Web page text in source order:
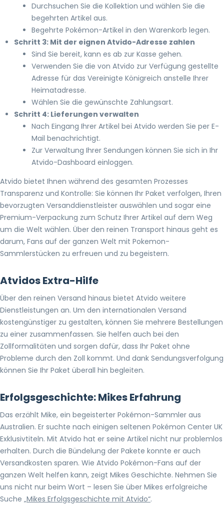
Durchsuchen Sie die Kollektion und wählen Sie die
begehrten Artikel aus.
Begehrte Pokémon-Artikel in den Warenkorb legen.
Schritt 3: Mit der eignen Atvido-Adresse zahlen
Sind Sie bereit, kann es ab zur Kasse gehen.
Verwenden Sie die von Atvido zur Verfügung gestellte
Adresse für das Vereinigte Königreich anstelle Ihrer
Heimatadresse.
Wählen Sie die gewünschte Zahlungsart.
Schritt 4: Lieferungen verwalten
Nach Eingang Ihrer Artikel bei Atvido werden Sie per E-
Mail benachrichtigt.
Zur Verwaltung Ihrer Sendungen können Sie sich in Ihr
Atvido-Dashboard einloggen.
Atvido bietet Ihnen während des gesamten Prozesses
Transparenz und Kontrolle: Sie können Ihr Paket verfolgen, Ihren
bevorzugten Versanddienstleister auswählen und sogar eine
Premium-Verpackung zum Schutz Ihrer Artikel auf dem Weg
um die Welt wählen. Über den reinen Transport hinaus geht es
darum, Fans auf der ganzen Welt mit Pokemon-
Sammlerstücken zu erfreuen und zu begeistern.
Atvidos Extra-Hilfe
Über den reinen Versand hinaus bietet Atvido weitere
Dienstleistungen an. Um den internationalen Versand
kostengünstiger zu gestalten, können Sie mehrere Bestellungen
zu einer zusammenfassen. Sie helfen auch bei den
Zollformalitäten und sorgen dafür, dass Ihr Paket ohne
Probleme durch den Zoll kommt. Und dank Sendungsverfolgung
können Sie Ihr Paket überall hin begleiten.
Erfolgsgeschichte: Mikes Erfahrung
Das erzählt Mike, ein begeisterter Pokémon-Sammler aus
Australien. Er suchte nach einigen seltenen Pokémon Center UK
Exklusivtiteln. Mit Atvido hat er seine Artikel nicht nur problemlos
erhalten. Durch die Bündelung der Pakete konnte er auch
Versandkosten sparen. Wie Atvido Pokémon-Fans auf der
ganzen Welt helfen kann, zeigt Mikes Geschichte. Nehmen Sie
uns nicht nur beim Wort – lesen Sie über Mikes erfolgreiche
Suche „Mikes Erfolgsgeschichte mit Atvido“.